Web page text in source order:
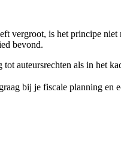
vergroot, is het principe
bevond.
auteursrechten als in het
bij je fiscale planning